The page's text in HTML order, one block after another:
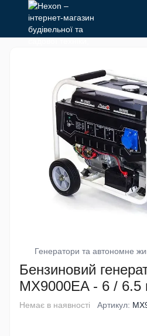
Генератори та автономне
Бензиновий
MX9000EA - 6 / 6.5
Немає в наявності Артикул: